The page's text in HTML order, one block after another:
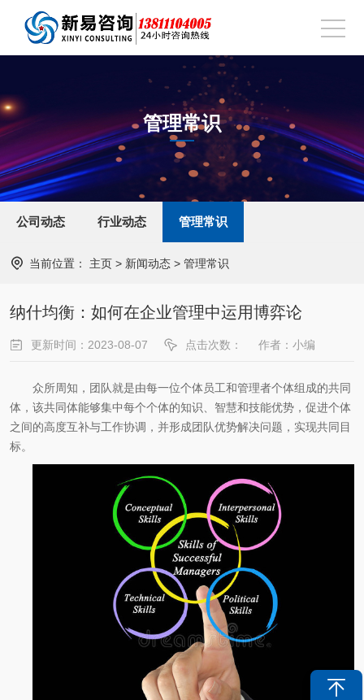
管理常识
公司动态 行业动态 管理常识
当前位置： 主页 > 新闻动态 > 管理常识
纳什均衡：如何在企业管理中运用博弈论
更新时间：2023-08-07 点击次数： 作者：小编
众所周知，团队就是由每一位个体员工和管理者个体组成的共同
体，该共同体能够集中每个个体的知识、智慧和技能优势，促进个体
之间的高度互补与工作协调，并形成团队优势解决问题，实现共同目
标。